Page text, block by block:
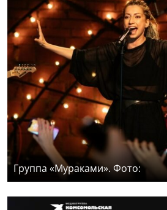
Группа «Мураками». Фото: